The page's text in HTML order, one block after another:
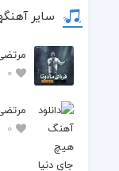
سایر
0
0